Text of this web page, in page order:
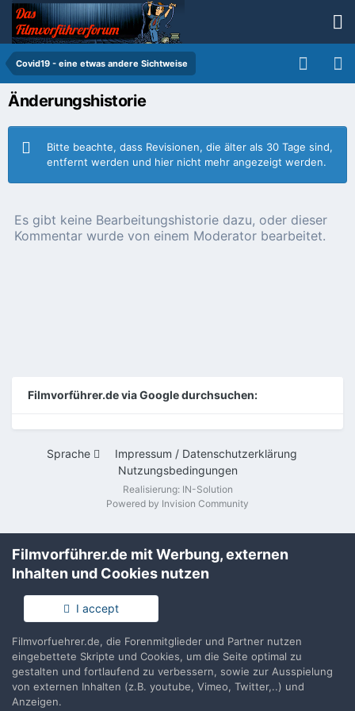
Covid19 - eine etwas andere Sichtweise
Änderungshistorie
Bitte beachte, dass Revisionen, die älter als 30 Tage sind,
entfernt werden und hier nicht mehr angezeigt werden.
Es gibt keine Bearbeitungshistorie dazu, oder dieser
Kommentar wurde von einem Moderator bearbeitet.
Filmvorführer.de via Google durchsuchen:
Sprache
Impressum / Datenschutzerklärung
Nutzungsbedingungen
Realisierung: IN-Solution
Powered by Invision Community
Filmvorführer.de mit Werbung, externen
Inhalten und Cookies nutzen
I accept
Filmvorfuehrer.de, die Forenmitglieder und Partner nutzen
eingebettete Skripte und Cookies, um die Seite optimal zu
gestalten und fortlaufend zu verbessern, sowie zur Ausspielung
von externen Inhalten (z.B. youtube, Vimeo, Twitter,..) und
Anzeigen.